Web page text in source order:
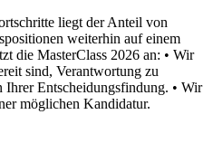
liegt der Anteil von
weiterhin auf einem
die MasterClass 2026 an: • Wir
sind, Verantwortung zu
Ihrer Entscheidungsfindung. • Wir
möglichen Kandidatur.